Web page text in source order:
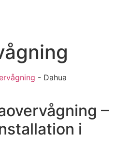
- Dahua
–
i